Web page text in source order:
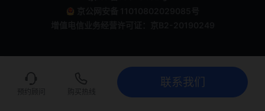
联系我们
预约顾问 购买热线
联系我们